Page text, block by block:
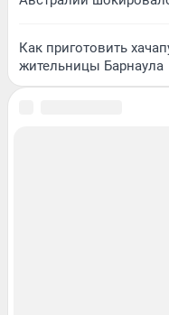
Как приготовить
жительницы Барнаула